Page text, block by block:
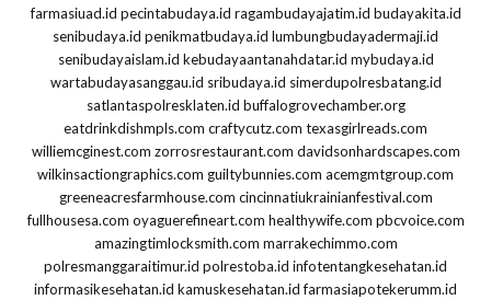
farmasiuad.id pecintabudaya.id ragambudayajatim.id budayakita.id
senibudaya.id penikmatbudaya.id lumbungbudayadermaji.id
senibudayaislam.id kebudayaantanahdatar.id mybudaya.id
wartabudayasanggau.id sribudaya.id simerdupolresbatang.id
satlantaspolresklaten.id buffalogrovechamber.org
eatdrinkdishmpls.com craftycutz.com texasgirlreads.com
williemcginest.com zorrosrestaurant.com davidsonhardscapes.com
wilkinsactiongraphics.com guiltybunnies.com acemgmtgroup.com
greeneacresfarmhouse.com cincinnatiukrainianfestival.com
fullhousesa.com oyaguerefineart.com healthywife.com pbcvoice.com
amazingtimlocksmith.com marrakechimmo.com
polresmanggaraitimur.id polrestoba.id infotentangkesehatan.id
informasikesehatan.id kamuskesehatan.id farmasiapotekerumm.id